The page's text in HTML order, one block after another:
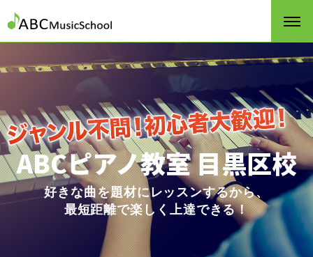
ABCピアノ教室 目黒区校
好きな曲を題材にレッスンするから、
最短距離で楽しく上達できる！